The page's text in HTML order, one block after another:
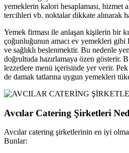
yemeklerin kalori hesaplaması, hizmet
tercihleri vb. noktalar dikkate alınarak
Yemek firması ile anlaşan kişilerin bir
çoğunluğunun amacı ev yemekleri
ve sağlıklı beslenmektir. Bu nedenle
doğrultuda hazırlamaya özen gösterir.
lezzetlere menü içerisinde yer verir.
de damak tatlarına uygun yemekleri
Avcılar Catering Şirketleri
Avcılar catering şirketlerinin en iyi
Bunlar: